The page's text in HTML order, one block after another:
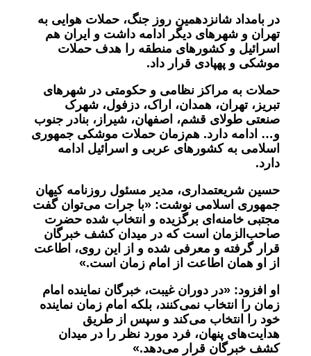
در بامداد شانزدهمین روز جنگ، حملات هوایی به
تهران و شهرهای دیگر ادامه داشت و ایران هم
اسرائیل و کشورهای منطقه را هدف حملات
موشکی و پهپادی قرار داد.
حملات به مراکز نظامی و حکومتی در شهرهای
تبریز، تهران، همدان، اراک، دزفول، شهرک
صنعتی طولای قشم، اصفهان، شیراز، بنادر جنوب
و… ادامه دارد. هم‌زمان حملات موشکی جمهوری
اسلامی به کشورهای عربی و اسرائیل ادامه
دارد.
حسین شریعتمداری، مدیر مسئول روزنامه کیهان
جمهوری اسلامی نوشت: «با جرات می‌توان گفت
مجتبی خامنه‌ای برگزیده و انتخاب شده حضرت
صاحب‌الزمان است که در میدان کشف خبرگان
قرار گرفته و معرفی شده‌ و از این روی، اطاعت
از او همان اطاعت از امام زمان است.»
او افزود: «در دوران غیبت، خبرگان نماینده امام
زمان را انتخاب نمی‌کنند، بلکه امام زمان نماینده
خود را انتخاب می‌کند و سپس از طریق
هدایت‌های پنهان، فرد مورد نظر را در میدان
کشف خبرگان قرار می‌دهد.»